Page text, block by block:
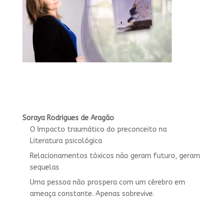
Soraya Rodrigues de Aragão
O Impacto traumático do preconceito na
Literatura psicológica
Relacionamentos tóxicos não geram futuro, geram
sequelas
Uma pessoa não prospera com um cérebro em
ameaça constante. Apenas sobrevive.